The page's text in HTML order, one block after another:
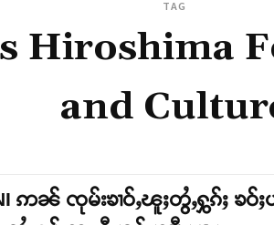
TAG
Hiroshima
and
ဢၼ် ၸုမ်းၶၢဝ်ႇၽူႈတွႆႇႁွၵ်ႈ ၶဝ်ႈပ